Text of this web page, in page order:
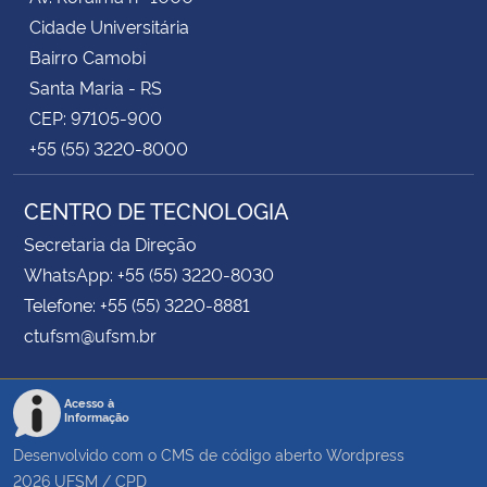
Cidade Universitária
Bairro Camobi
Santa Maria - RS
CEP: 97105-900
+55 (55) 3220-8000
CENTRO DE TECNOLOGIA
Secretaria da Direção
WhatsApp: +55 (55) 3220-8030
Telefone: +55 (55) 3220-8881
ctufsm@ufsm.br
Acesso à
Informação
Desenvolvido com o CMS de código aberto Wordpress
2026 UFSM / CPD